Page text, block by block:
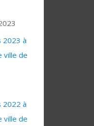
2023 à
ville de
2022 à
ville de